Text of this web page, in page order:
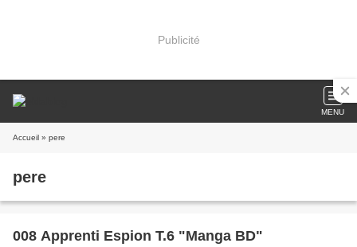
Publicité
MENU
Accueil » pere
pere
008 Apprenti Espion T.6 "Manga BD"